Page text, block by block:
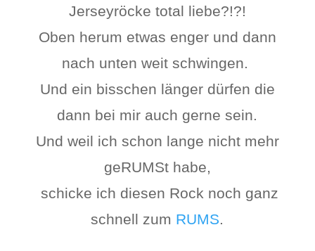
Jerseyröcke total liebe?!?!
Oben herum etwas enger und dann
nach unten weit schwingen.
Und ein bisschen länger dürfen die
dann bei mir auch gerne sein.
Und weil ich schon lange nicht mehr
geRUMSt habe,
schicke ich diesen Rock noch ganz
schnell zum RUMS.